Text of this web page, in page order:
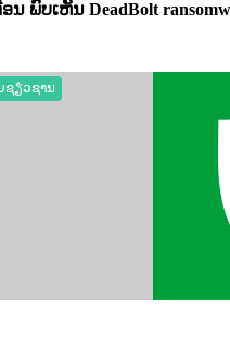
ນ ພົບເຫັນ DeadBolt
ຊຽ່ວຊານ